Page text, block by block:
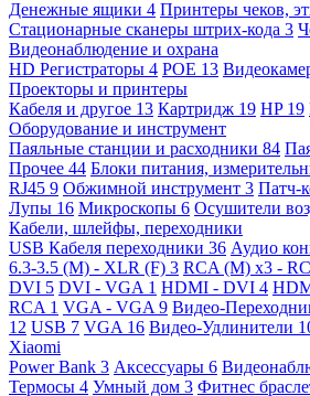
Денежные ящики 4 Принтеры чеков,
Стационарные сканеры штрих-кода 3
Видеонаблюдение и охрана
HD Регистраторы 4 POE 13
Проекторы и принтеры
Кабеля и другое 13 Картридж 19 HP 19
Оборудование и инструмент
Паяльные станции и расходники 84
Прочее 44 Блоки питания,
RJ45 9 Обжимной инструмент 3 Патч-
Лупы 16 Микроскопы 6 Осушители
Кабели, шлейфы, переходники
USB Кабеля переходники 36 Аудио
6.3-3.5 (M) - XLR (F) 3 RCA (M) x3 -
DVI 5 DVI - VGA 1 HDMI - DVI 4
RCA 1 VGA - VGA 9 Видео-
12 USB 7 VGA 16 Видео-Удлинители
Xiaomi
Power Bank 3 Аксессуары 6
Термосы 4 Умный дом 3 Фитнес